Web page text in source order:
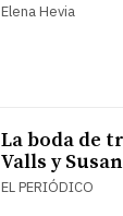
Elena Hevia
La boda de
Valls y
EL PERIÓDICO